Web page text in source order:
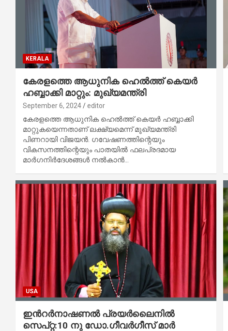
KERALA
കേരളത്തെ ആധുനിക ഹെൽത്ത് കെയർ
ഹബ്ബാക്കി മാറ്റും: മുഖ്യമന്ത്രി
September 6, 2024 editor
കേരളത്തെ ആധുനിക ഹെൽത്ത് കെയർ ഹബ്ബാക്കി
മാറ്റുകയെന്നതാണ് ലക്ഷ്യമെന്ന് മുഖ്യമന്ത്രി
പിണറായി വിജയൻ. ഗവേഷണത്തിന്റെയും
വികസനത്തിന്റെയും പാതയിൽ ഫലപ്രദമായ
മാർഗനിർദേശങ്ങൾ നൽകാൻ…
USA
ഇന്‍റർനാഷണൽ പ്രയർലെെനിൽ
സെപ്റ്റ:10 നു ഡോ.ഗീവർഗീസ് മാർ